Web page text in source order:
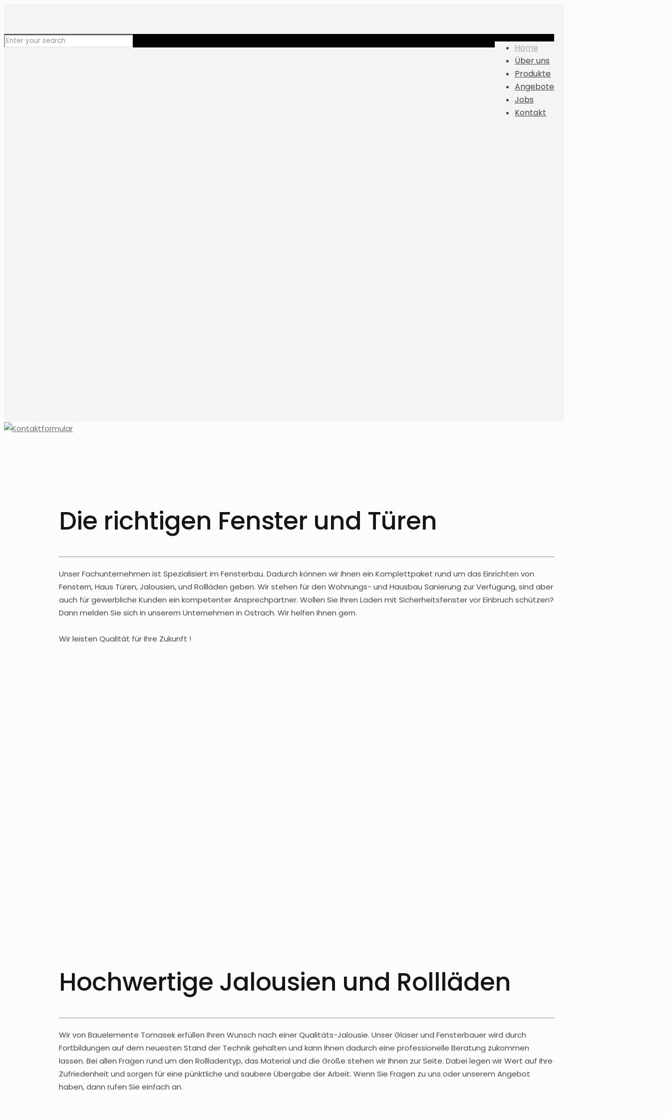
Home
Über uns
Produkte
Angebote
Jobs
Kontakt
Die richtigen Fenster und Türen
Unser Fachunternehmen ist Spezialisiert im Fensterbau. Dadurch können wir Ihnen ein Komplettpaket rund um das Einrichten von
Fenstern, Haus Türen, Jalousien, und Rollläden geben. Wir stehen für den Wohnungs- und Hausbau Sanierung zur Verfügung, sind aber
auch für gewerbliche Kunden ein kompetenter Ansprechpartner. Wollen Sie Ihren Laden mit Sicherheitsfenster vor Einbruch schützen?
Dann melden Sie sich in unserem Unternehmen in Ostrach. Wir helfen Ihnen gern.
Wir leisten Qualität für Ihre Zukunft !
Hochwertige Jalousien und Rollläden
Wir von Bauelemente Tomasek erfüllen Ihren Wunsch nach einer Qualitäts-Jalousie. Unser Glaser und Fensterbauer wird durch
Fortbildungen auf dem neuesten Stand der Technik gehalten und kann Ihnen dadurch eine professionelle Beratung zukommen
lassen. Bei allen Fragen rund um den Rollladentyp, das Material und die Größe stehen wir Ihnen zur Seite. Dabei legen wir Wert auf Ihre
Zufriedenheit und sorgen für eine pünktliche und saubere Übergabe der Arbeit. Wenn Sie Fragen zu uns oder unserem Angebot
haben, dann rufen Sie einfach an.